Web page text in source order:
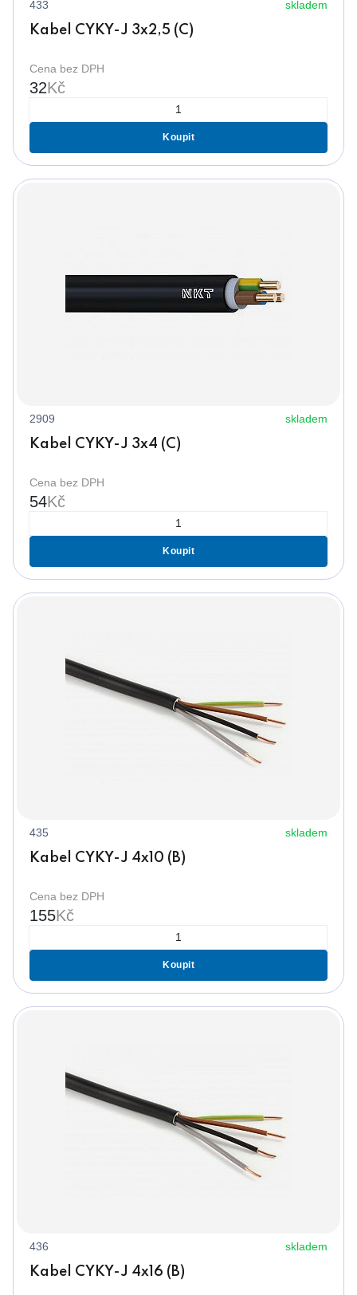
433 skladem
Kabel CYKY-J 3x2,5 (C)
Cena bez DPH
32Kč
Koupit
2909 skladem
Kabel CYKY-J 3x4 (C)
Cena bez DPH
54Kč
Koupit
435 skladem
Kabel CYKY-J 4x10 (B)
Cena bez DPH
155Kč
Koupit
436 skladem
Kabel CYKY-J 4x16 (B)